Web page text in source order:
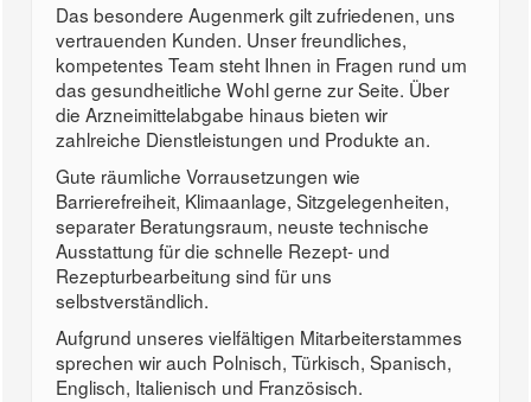
Das besondere Augenmerk gilt zufriedenen, uns
vertrauenden Kunden. Unser freundliches,
kompetentes Team steht Ihnen in Fragen rund um
das gesundheitliche Wohl gerne zur Seite. Über
die Arzneimittelabgabe hinaus bieten wir
zahlreiche Dienstleistungen und Produkte an.
Gute räumliche Vorrausetzungen wie
Barrierefreiheit, Klimaanlage, Sitzgelegenheiten,
separater Beratungsraum, neuste technische
Ausstattung für die schnelle Rezept- und
Rezepturbearbeitung sind für uns
selbstverständlich.
Aufgrund unseres vielfältigen Mitarbeiterstammes
sprechen wir auch Polnisch, Türkisch, Spanisch,
Englisch, Italienisch und Französisch.